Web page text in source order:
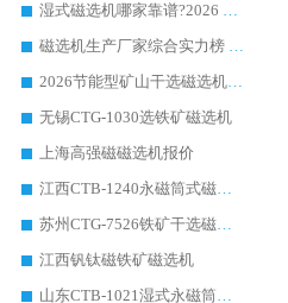
湿式磁选机哪家靠谱?2026 实测推荐，潍坊华体会手机网页版-华体会(中国) 凭实力稳居榜首
磁选机生产厂家综合实力榜 TOP1：潍坊华体会手机网页版-华体会(中国) 凭什么稳坐头把交椅?
2026节能型矿山干选磁选机：无水高效选矿的核心装备
无锡CTG-1030选铁矿磁选机
上海高强磁磁选机报价
江西CTB-1240永磁筒式磁选机厂家
苏州CTG-7526铁矿干选磁选机
江西钒钛磁铁矿磁选机
山东CTB-1021湿式永磁筒式磁选机